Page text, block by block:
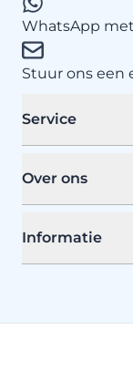
WhatsApp
Stuur ons een
Service
Over ons
Informatie